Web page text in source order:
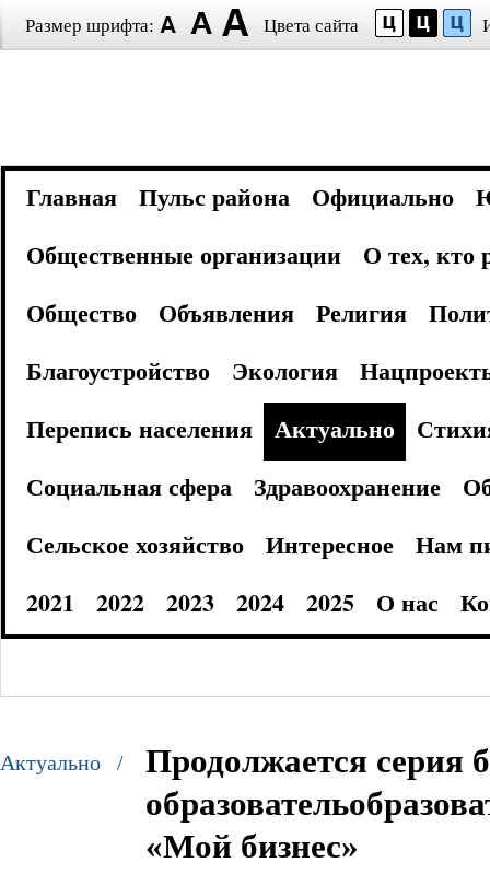
Размер шрифта: Цвета сайта
Главная Пульс района Официально
Общественные организации
О тех, кто
Общество
Объявления Религия
Благоустройство
Экология
Перепись населения
Актуально
Социальная сфера
Здравоохранение
Сельское хозяйство
Интересное
Нам
2021
2022 2023 2024 2025 О нас
Актуально /
Продолжается серия
«Мой бизнес»